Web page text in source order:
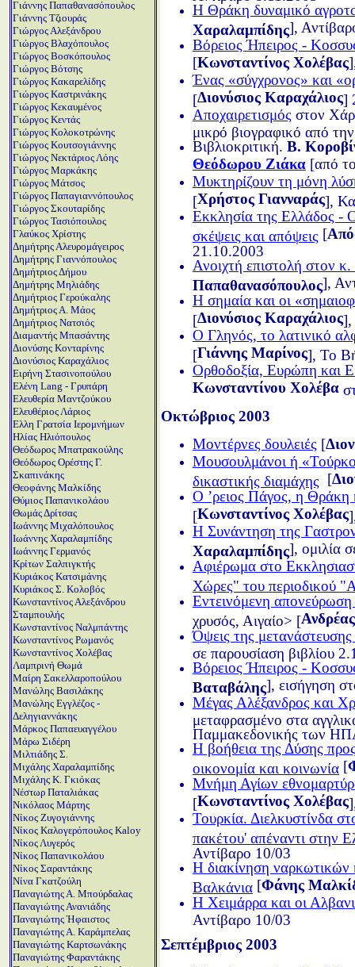
Γιάννης Παπαθανασόπουλος
Γιάννης Τζιουράς
Γιώργος Αλεξάνδρου
Γιώργος Βλαχόπουλος
Γιώργος Βοσκόπουλος
Γιώργος Βότσης
Γιώργος Κακαρελίδης
Γιώργος Καστρινάκης
Γιώργος Κεκαυμένος
Γιώργος Κεντάς
Γιώργος Κολοκοτρώνης
Γιώργος Κουτσογιάννης
Γιώργος Νεκτάριος Λόης
Γιώργος Μαρκάκης
Γιώργος Μάτσος
Γιώργος Παπαγιαννόπουλος
Γιώργος Σκουταρίδης
Γιώργος Τασιόπουλος
Γλαύκος Χρίστης
Δημήτρης Αλευρομάγειρος
Δημήτρης Γιαννόπουλος
Δημήτριος Δήμου
Δημήτρης Μηλιάδης
Δημήτριος Γερούκαλης
Δημήτριος Α. Μάος
Δημήτριος Νατσιός
Διαμαντής Μπασάντης
Διονύσης Κονταρίνης
Διονύσιος Καραχάλιος
Ειρήνη Στασινοπούλου
Ελένη Lang - Γρυπάρη
Ελευθερία Μαντζούκου
Ελευθέριος Λάριος
Ελλη Γρατσία Ιερομνήμων
Ηλίας Ηλιόπουλος
Θεόδωρος Μπατρακούλης
Θεόδωρος Ορέστης Γ.
Σκαπινάκης
Θεοφάνης Μαλκίδης
Θύμιος Παπανικολάου
Θωμάς Δρίτσας
Ιωάννης Μιχαλόπουλος
Ιωάννης Χαραλαμπίδης
Ιωάννης Γερμανός
Κρίτων Σαλπιγκτής
Κυριάκος Κατσιμάνης
Κυριάκος Σ. Κολοβός
Κωνσταντίνος Αλεξάνδρου
Σταμπουλής
Κωνσταντίνος Ναλμπάντης
Κωνσταντίνος Ρωμανός
Κωνσταντίνος Χολέβας
Λαμπρινή Θωμά
Μαίρη Σακελλαροπούλου
Μανώλης Βασιλάκης
Μανώλης Εγγλέζος -
Δεληγιαννάκης
Μάρκος Παπαευαγγέλου
Μάρω Σιδέρη
Μιλτιάδης Σ.
Μιχάλης Χαραλαμπίδης
Μιχάλης Κ. Γκιόκας
Νέστωρ Παταλιάκας
Νικόλαος Μάρτης
Νίκος Ζυγογιάννης
Νίκος Καλογερόπουλος Kaloy
Νίκος Λυγερός
Νίκος Παπανικολάου
Νίκος Σαραντάκης
Νίνα Γκατζούλη
Παναγιώτης Α. Μπούρδαλας
Παναγιώτης Ανανιάδης
Παναγιώτης Ήφαιστος
Παναγιώτης Α. Καράμπελας
Παναγιώτης Καρτσωνάκης
Παναγιώτης Φαραντάκης
Η Θράκη δυναμικό
Χαραλαμπίδης],
Βόρειος Ήπειρος -
[Κωνσταντίνος Χολέβας
Ένας «σύγχρονος» και
[Διονύσιος Καραχάλιος]
Αποχαιρετισμός στον
μικρό βιογραφικό από
Βιβλιοκριτική. Β.
Θεόδωρου Ζιάκα [από
Μυκτηρίζουν τη μόνη
[Χρήστος Γιανναράς],
Εκκλησία της Ελλάδος -
σκέψεις και απόψεις [
21.10.2003
Ανοιχτή επιστολή στον
Παπαθανασόπουλος],
Η σημαία και οι
[Διονύσιος Καραχάλιος],
Ο Γληνός, το λατινικό
[Γιάννης Μαρίνος], Το
Ορθοδοξία, Ευρώπη και
Κωνσταντίνου Χολέβα
Οκτώβριος 2003
Μοντέρνες δουλειές [
Μουσουλμάνοι ή
δικαστικής διαμάχης [
Ο ʼρειος Πάγος, η Θράκη
[Κωνσταντίνος Χολέβας
Η Συνάντηση της
Χαραλαμπίδης], ομιλία
Αφιέρωμα στο
Χώρες" του περιοδικού
Εντεινόμενη απονεύρωση
χρυσός, Αιγαίο> [
Όψεις της
σε παρουσίαση βιβλίου
Βόρειος Ήπειρος -
Βαταβάλης], εισήγηση
Μέγας Αλέξανδρος και
μεταφρασμένο στα
Παμμακεδονικής των
Η βοήθεια της Δύσης
οικονομία και κοινωνία [
Μνήμη Αγίων
[Κωνσταντίνος Χολέβας
Τουρκία. Διελκυστίνδα
πακέτου' απέναντι στην
Αντίβαρο 10/03
Η διακίνηση
Βαλκάνια [Φάνης
Η Χειμάρρα και οι
Αντίβαρο 10/03
Σεπτέμβριος 2003